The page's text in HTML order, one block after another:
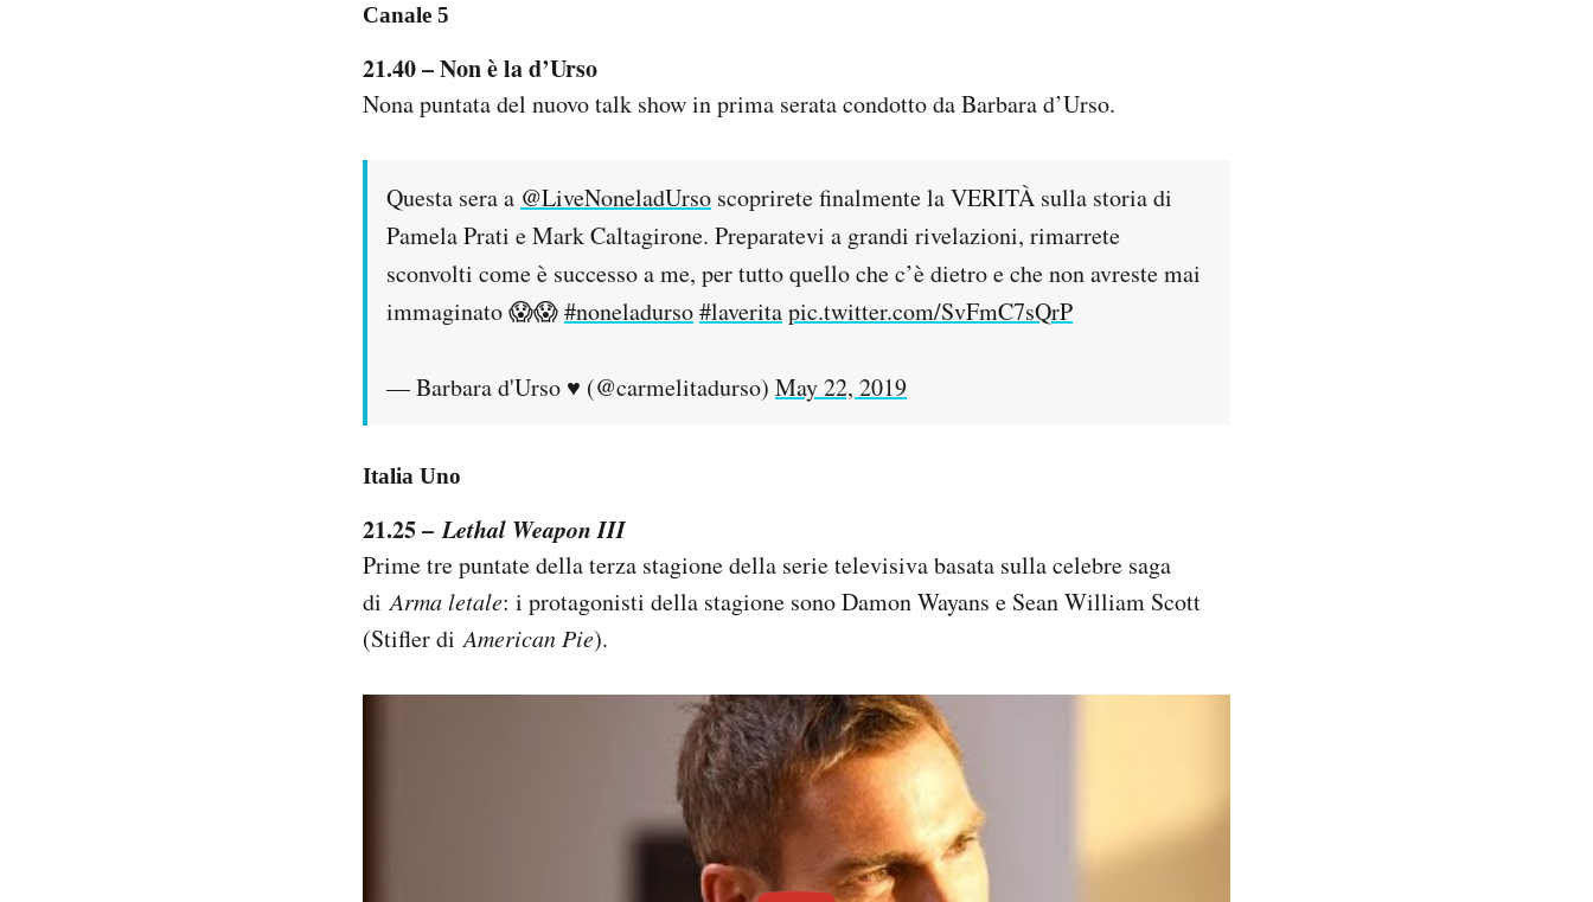
Canale 5
21.40 – Non è la d’Urso
Nona puntata del nuovo talk show in prima serata condotto da Barbara d’Urso.
Questa sera a @LiveNoneladUrso scoprirete finalmente la VERITÀ sulla storia di
Pamela Prati e Mark Caltagirone. Preparatevi a grandi rivelazioni, rimarrete
sconvolti come è successo a me, per tutto quello che c’è dietro e che non avreste mai
immaginato 😱😱#noneladurso#laveritapic.twitter.com/SvFmC7sQrP
— Barbara d'Urso ♥️ (@carmelitadurso) May 22, 2019
Italia Uno
21.25 –Lethal Weapon III
Prime tre puntate della terza stagione della serie televisiva basata sulla celebre saga
diArma letale: i protagonisti della stagione sono Damon Wayans e Sean William Scott
(Stifler diAmerican Pie).